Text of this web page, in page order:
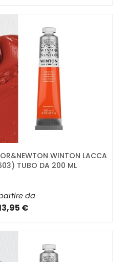
WINTON LACCA
TUBO DA 200 ML
da
€